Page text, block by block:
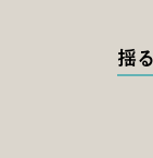
揺